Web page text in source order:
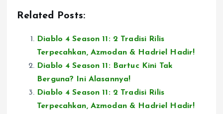
Related Posts:
Diablo 4 Season 11: 2 Tradisi Rilis
Terpecahkan, Azmodan & Hadriel Hadir!
Diablo 4 Season 11: Bartuc Kini Tak
Berguna? Ini Alasannya!
Diablo 4 Season 11: 2 Tradisi Rilis
Terpecahkan, Azmodan & Hadriel Hadir!